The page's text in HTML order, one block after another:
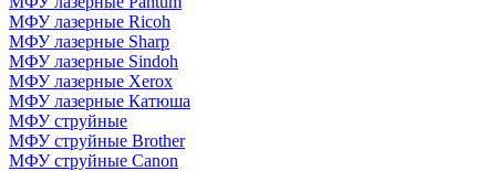
МФУ лазерные Ricoh
МФУ лазерные Sharp
МФУ лазерные Sindoh
МФУ лазерные Xerox
МФУ лазерные Катюша
МФУ струйные
МФУ струйные Brother
МФУ струйные Canon